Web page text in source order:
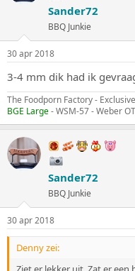
Sander72
BBQ Junkie
30 apr 2018
3-4 mm dik had ik
The Foodporn Factory -
BGE Large- WSM-57 - Weber
Sander72
BBQ Junkie
30 apr 2018
Denny zei: